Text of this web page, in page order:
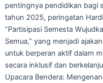
pentingnya pendidikan bagi
tahun 2025, peringatan
“Partisipasi Semesta
Semua,” yang menjadi
untuk berperan aktif dalam
secara inklusif dan
Upacara Bendera: